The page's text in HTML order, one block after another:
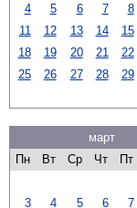
4
5 6 7 8
11
12 13 14 15
18
19 20 21 22
25
26 27 28 29
март
Пн
Вт Ср Чт Пт
3
4 5 6 7